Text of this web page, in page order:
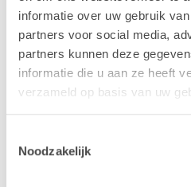
informatie over uw gebruik
partners voor social media,
partners kunnen deze
informatie die u aan ze heeft
verzameld op basis van uw
Noodzakelijk
iPhone